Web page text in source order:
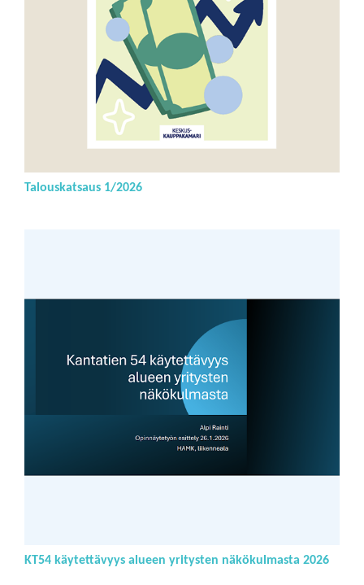
Talouskatsaus 1/2026
KT54 käytettävyys alueen yritysten näkökulmasta 2026